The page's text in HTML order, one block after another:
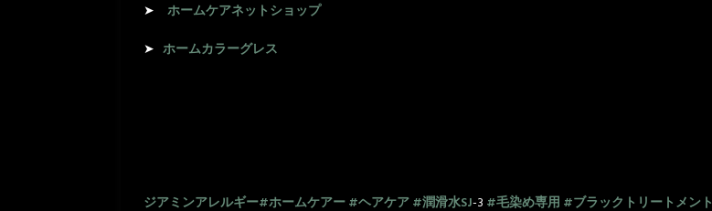
➤ ホームケアネットショップ
➤ ホームカラーグレス
ジアミンアレルギー#ホームケアー#ヘアケア#潤滑水SJ-3 #毛染め専用 #ブラックトリートメン